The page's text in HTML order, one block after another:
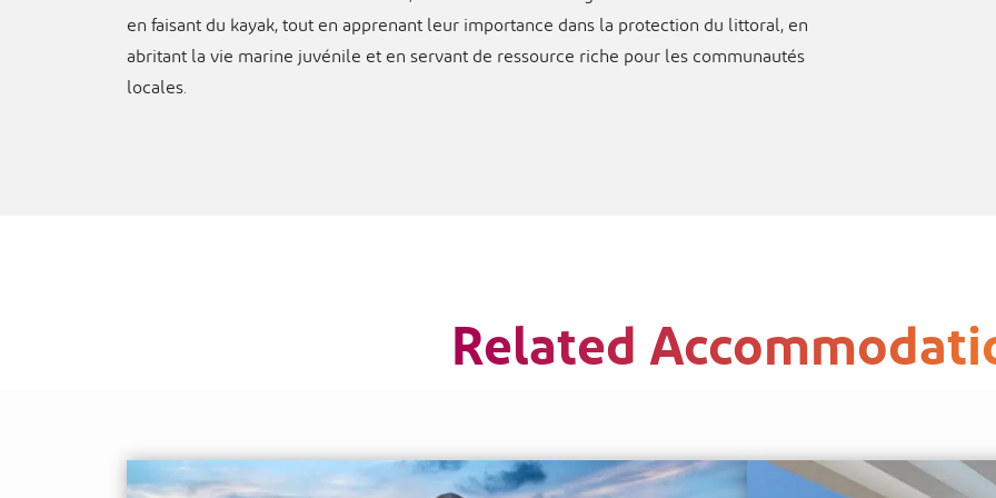
en faisant du kayak, tout en apprenant leur importance dans la protection du littoral, en
abritant la vie marine juvénile et en servant de ressource riche pour les communautés
locales.
Related